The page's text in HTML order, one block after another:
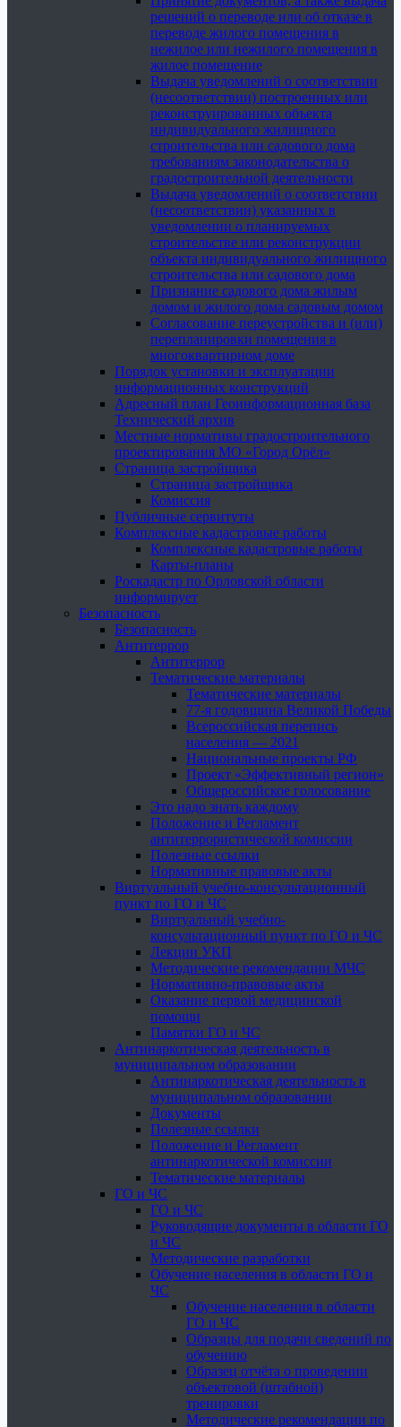
решений о переводе или об отказе в
переводе жилого помещения в
нежилое или нежилого помещения в
жилое помещение
Выдача уведомлений о соответствии
(несоответствии) построенных или
реконструированных объекта
индивидуального жилищного
строительства или садового дома
требованиям законодательства о
градостроительной деятельности
Выдача уведомлений о соответствии
(несоответствии) указанных в
уведомлении о планируемых
строительстве или реконструкции
объекта индивидуального жилищного
строительства или садового дома
Признание садового дома жилым
домом и жилого дома садовым домом
Согласование переустройства и (или)
перепланировки помещения в
многоквартирном доме
Порядок установки и эксплуатации
информационных конструкций
Адресный план Геоинформационная база
Технический архив
Местные нормативы градостроительного
проектирования МО «Город Орёл»
Страница застройщика
Страница застройщика
Комиссия
Публичные сервитуты
Комплексные кадастровые работы
Комплексные кадастровые работы
Карты-планы
Роскадастр по Орловской области
информирует
Безопасность
Безопасность
Антитеррор
Антитеррор
Тематические материалы
Тематические материалы
77-я годовщина Великой Победы
Всероссийская перепись
населения — 2021
Национальные проекты РФ
Проект «Эффективный регион»
Общероссийское голосование
Это надо знать каждому
Положение и Регламент
антитеррористической комиссии
Полезные ссылки
Нормативные правовые акты
Виртуальный учебно-консультационный
пункт по ГО и ЧС
Виртуальный учебно-
консультационный пункт по ГО и ЧС
Лекции УКП
Методические рекомендации МЧС
Нормативно-правовые акты
Оказание первой медицинской
помощи
Памятки ГО и ЧС
Антинаркотическая деятельность в
муниципальном образовании
Антинаркотическая деятельность в
муниципальном образовании
Документы
Полезные ссылки
Положение и Регламент
антинаркотической комиссии
Тематические материалы
ГО и ЧС
ГО и ЧС
Руководящие документы в области ГО
и ЧС
Методические разработки
Обучение населения в области ГО и
ЧС
Обучение населения в области
ГО и ЧС
Образцы для подачи сведений по
обучению
Образец отчёта о проведении
объектовой (штабной)
тренировки
Методические рекомендации по